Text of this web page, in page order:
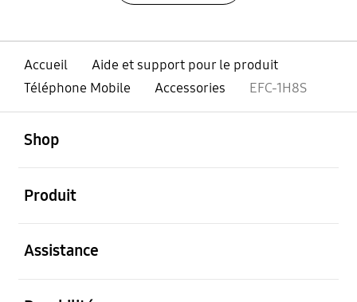
Accueil
Aide et support pour le produit
Téléphone Mobile
Accessories EFC-1H8S
Shop
Produit
Assistance